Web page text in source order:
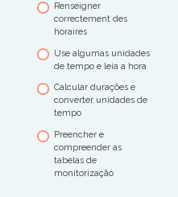
diferentes – Nível 3
Compreender e usar
Renseigner
correctement des
horaires
Use algumas unidades
de tempo e leia a hora
Calcular durações e
converter unidades de
tempo
Preencher e
compreender as
tabelas de
monitorização